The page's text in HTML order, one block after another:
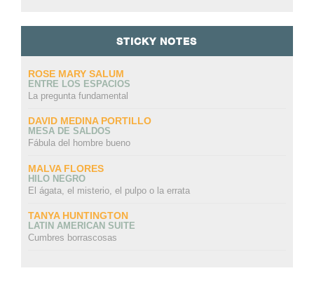
STICKY NOTES
ROSE MARY SALUM
ENTRE LOS ESPACIOS
La pregunta fundamental
DAVID MEDINA PORTILLO
MESA DE SALDOS
Fábula del hombre bueno
MALVA FLORES
HILO NEGRO
El ágata, el misterio, el pulpo o la errata
TANYA HUNTINGTON
LATIN AMERICAN SUITE
Cumbres borrascosas